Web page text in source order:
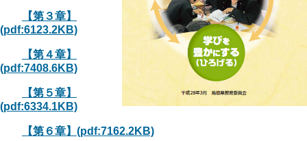
【第３章】
(pdf:6123.2KB)
【第４章】
(pdf:7408.6KB)
【第５章】
(pdf:6334.1KB)
【第６章】(pdf:7162.2KB)